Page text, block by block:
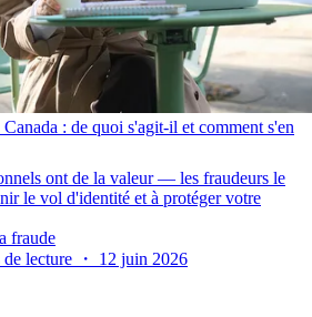
: de quoi s'agit-il et comment s'en
ont de la valeur — les fraudeurs le
le vol d'identité et à protéger votre
fraude
lecture ・ 12 juin 2026